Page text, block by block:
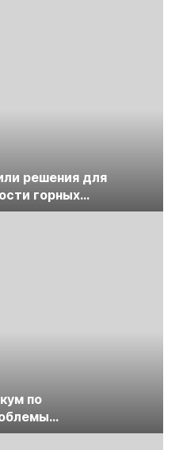
решения для
горных
по
экспертизы